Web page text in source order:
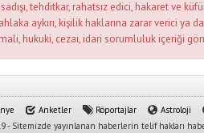
tehditkar, rahatsız edici, hakaret ve
aykırı, kişilik haklarına zarar verici ya
hukuki, cezai, idari sorumluluk içeriği
Anketler Röportajlar
Astroloji
- Sitemizde yayınlanan haberlerin telif hakları